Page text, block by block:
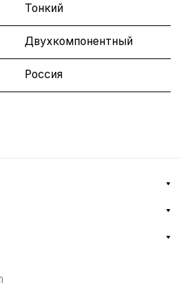
Тонкий
Двухкомпонентный
Россия